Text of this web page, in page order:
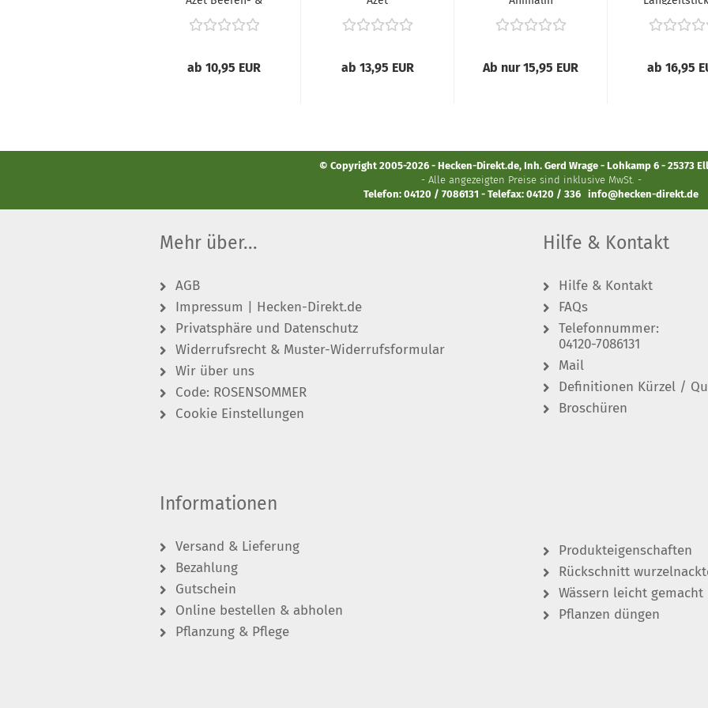
ObstDünger...
ab 10,95 EUR
GartenDünger
ab 13,95 EUR
Gartendünger -
(Organischer...
Ab nur 15,95 EUR ab 16,95
© Copyright 2005-2026 - Hecken-Direkt.de, Inh. Gerd Wrage - Lohkamp 6 - 25373
- Alle angezeigten Preise sind inklusive MwSt. -
Telefon: 04120 / 7086131 - Telefax: 04120 / 336 info@hecken-direkt.de
Mehr über...
AGB
Impressum | Hecken-Direkt.de
Privatsphäre und Datenschutz
Widerrufsrecht & Muster-Widerrufsformular
Wir über uns
Code: ROSENSOMMER
Cookie Einstellungen
Hilfe & Kontakt
Hilfe & Kontakt
FAQs
Telefonnummer:
04120-7086131
Mail
Definitionen Kürzel /
Broschüren
Informationen
Versand & Lieferung
Bezahlung
Gutschein
Online bestellen & abholen
Pflanzung & Pflege
Produkteigenschaften
Rückschnitt
Wässern leicht gemacht
Pflanzen düngen